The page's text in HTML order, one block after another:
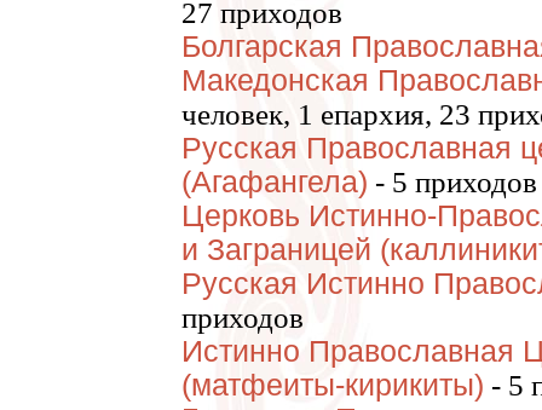
27 приходов
Болгарская
Македонская
человек, 1 епархия, 23
Русская Православная
(Агафангела) - 5 приходов
Церковь Истинно-
и Заграницей
Русская Истинно
приходов
Истинно Православная
(матфеиты-кирикиты) - 5